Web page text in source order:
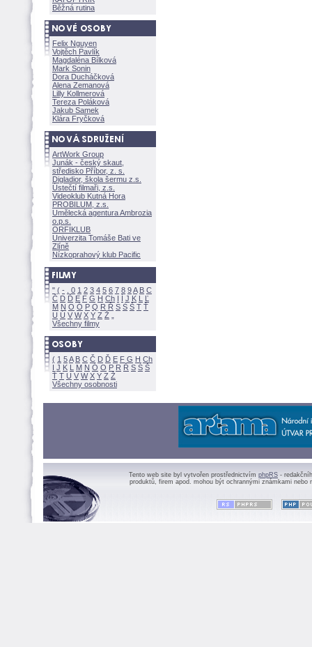
Běžná rutina
Felix Nguyen
Vojtěch Pavlík
Magdaléna Bílkov
Mark Sonin
Dora Ducháčkov
Alena Zemanov
Lilly Kollmerov
Tereza Polákov
Jakub Samek
Klára Fryčkov
ArtWork Group
Junák - český skaut,
středisko Příbor, z. s.
Digladior, škola šermu z.s.
Ústečtí filmaři, z.s.
Videoklub Kutná Hora
PROBILUM, z.s.
Umělecká agentura Ambrozia
o.p.s.
ORFIKLUB
Univerzita Tomáše Bati ve
Zlíně
Nízkoprahový klub Pacific
" ( - 0 1 2 3 4 5 6 7 8 9A B C
Č D Ď E F G H Ch I Í J K L
Ľ
M N O Ó P Q R Ř S Ś T Ť
U Ú V W X Y Z
Všechny filmy
( 1 5A B C Č D Ď E F G H Ch
I J K L M N Ó O P R Ř S Ś
Ť T U V W X Y Z
Všechny osobnosti
Tento web site byl vytvořen prostřednictvím phpRS -
produktů, firem apod. mohou být ochrannými známkami